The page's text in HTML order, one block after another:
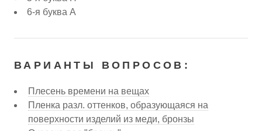
6-я буква А
ВАРИАНТЫ ВОПРОСОВ:
Плесень времени на вещах
Пленка разл. оттенков, образующаяся на
поверхности изделий из меди, бронзы